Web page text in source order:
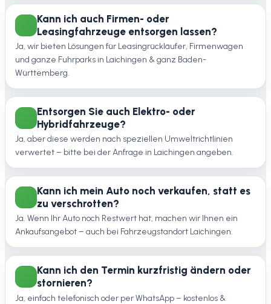
Kann ich auch Firmen- oder
Leasingfahrzeuge entsorgen lassen?
Ja, wir bieten Lösungen für Leasingrückläufer, Firmenwagen
und ganze Fuhrparks in Laichingen & ganz Baden-
Württemberg.
Entsorgen Sie auch Elektro- oder
Hybridfahrzeuge?
Ja, aber diese werden nach speziellen Umweltrichtlinien
verwertet – bitte bei der Anfrage in Laichingen angeben.
Kann ich mein Auto noch verkaufen, statt es
zu verschrotten?
Ja. Wenn Ihr Auto noch Restwert hat, machen wir Ihnen ein
Ankaufsangebot – auch bei Fahrzeugstandort Laichingen.
Kann ich den Termin kurzfristig ändern oder
stornieren?
Ja, einfach telefonisch oder per WhatsApp – kostenlos &